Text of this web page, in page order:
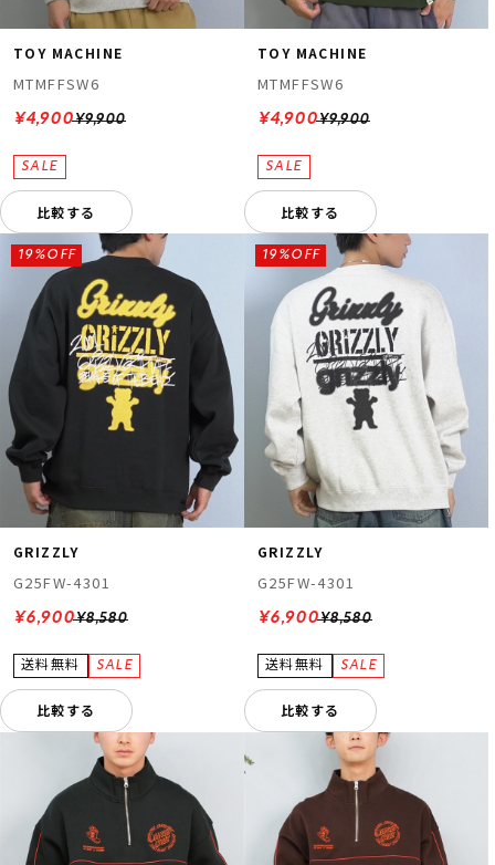
TOY MACHINE
MTMFFSW6
¥9,900
¥4,900
比較する
TOY MACHINE
MTMFFSW6
¥9,900
¥4,900
比較する
GRIZZLY
G25FW-4301
¥8,580
19%OFF
¥6,900
比較する
GRIZZLY
G25FW-4301
¥8,580
19%OFF
¥6,900
比較する